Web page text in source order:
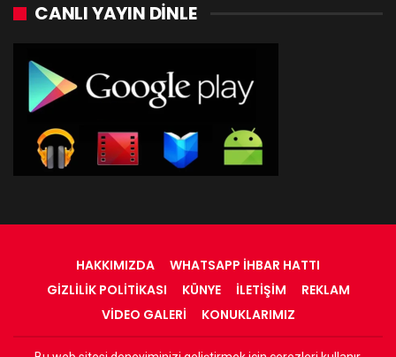
CANLI YAYIN DINLE
HAKKIMIZDA
WHATSAPP İHBAR HATTI
GIZLILIK POLITIKASI
KÜNYE İLETIŞIM
REKLAM
VIDEO GALERI
KONUKLARIMIZ